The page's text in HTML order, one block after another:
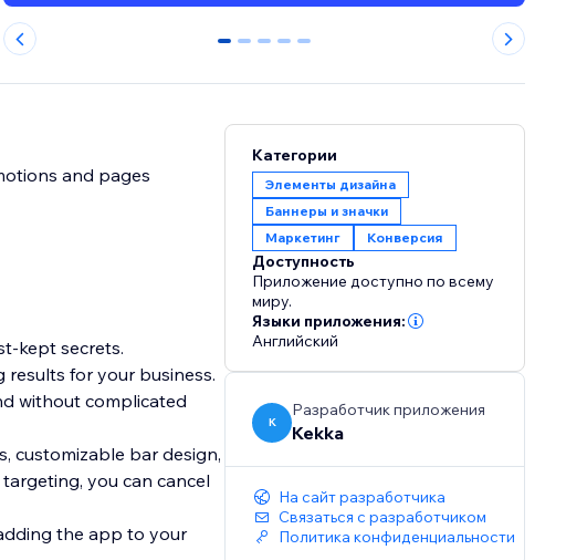
0 1 2 3 4
and pages
kept secrets.
for your business.
without complicated
customizable bar design,
you can cancel
the app to your
Категории
Элементы дизайна
Баннеры и значки
Маркетинг
Конверсия
Доступность
Приложение доступно по всему
миру.
Языки приложения:
Английский
K
Разработчик приложения
Kekka
На сайт разработчика
Связаться с разработчиком
Политика конфиденциальности